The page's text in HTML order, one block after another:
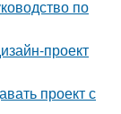
по
проект
проект с